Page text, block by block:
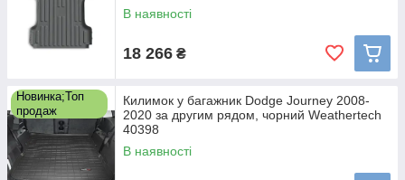
В наявності
18 266 ₴
Новинка;Топ
продаж
Килимок у багажник Dodge Journey 2008-
2020 за другим рядом, чорний Weathertech
40398
В наявності